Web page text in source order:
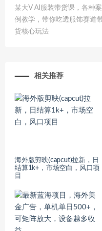
某大V AI服装带货课，各种案
例教学，带你吃透服饰赛道
货核心玩法
相关推荐
海外版剪映(capcut)拉新，日
结算1k+，市场空白，风口项
目